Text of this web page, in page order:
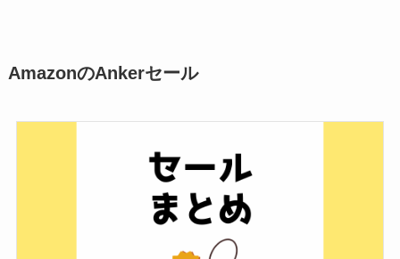
AmazonのAnkerセール